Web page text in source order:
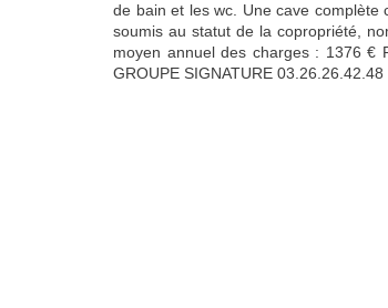
de bain et les wc. Une cave complète
soumis au statut de la copropriété,
moyen annuel des charges : 1376 €
GROUPE SIGNATURE 03.26.26.42.48